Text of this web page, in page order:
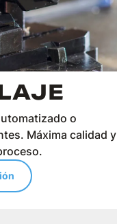
o
Máxima calidad y